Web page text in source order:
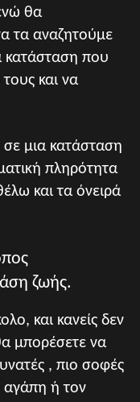
θα
τα αναζητούμε
κατάσταση που
και να
σε μια κατάσταση
πληρότητα
και τα όνειρά
ζωής.
και κανείς δεν
μπορέσετε να
, πιο σοφές
αγάπη ή τον